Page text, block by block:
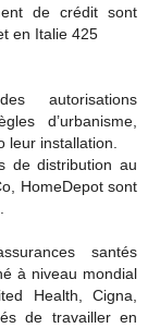
de crédit sont
en Italie 425
autorisations
d’urbanisme,
leur installation.
de distribution au
HomeDepot sont
santés
à niveau mondial
Health, Cigna,
de travailler en